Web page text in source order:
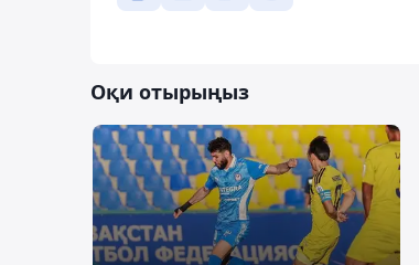
Оқи отырыңыз